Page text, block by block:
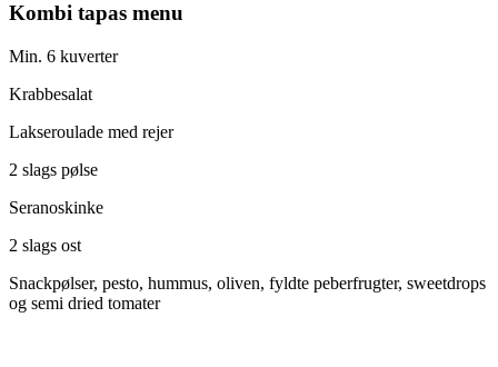
Kombi tapas menu
Min. 6 kuverter
Krabbesalat
Lakseroulade med rejer
2 slags pølse
Seranoskinke
2 slags ost
Snackpølser, pesto, hummus, oliven, fyldte peberfrugter, sweetdrops
og semi dried tomater